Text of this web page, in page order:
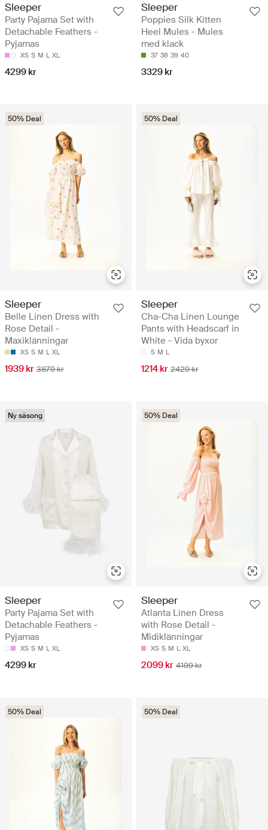
Sleeper
Party Pajama Set with
Detachable Feathers -
Pyjamas
XS S M L XL
4299 kr
Sleeper
Poppies Silk Kitten
Heel Mules - Mules
med klack
37 38 39 40
3329 kr
50% Deal
Sleeper
Belle Linen Dress with
Rose Detail -
Maxiklänningar
XS S M L XL
1939 kr 3879 kr
50% Deal
Sleeper
Cha-Cha Linen Lounge
Pants with Headscarf in
White - Vida byxor
S M L
1214 kr 2429 kr
Ny säsong
Sleeper
Party Pajama Set with
Detachable Feathers -
Pyjamas
XS S M L XL
4299 kr
50% Deal
Sleeper
Atlanta Linen Dress
with Rose Detail -
Midiklänningar
XS S M L XL
2099 kr 4199 kr
50% Deal 50% Deal